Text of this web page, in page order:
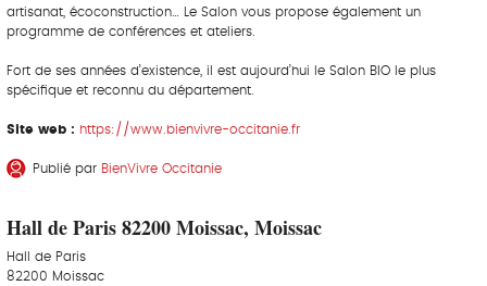
artisanat, écoconstruction… Le Salon vous propose également un
programme de conférences et ateliers.
Fort de ses années d’existence, il est aujourd’hui le Salon BIO le plus
spécifique et reconnu du département.
Site web : https://www.bienvivre-occitanie.fr
Publié par BienVivre Occitanie
Hall de Paris 82200 Moissac, Moissac
Hall de Paris
82200 Moissac